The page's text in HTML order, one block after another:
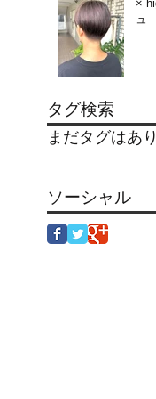
×
ュ
タグ検索
まだタグはあ
ソーシャル